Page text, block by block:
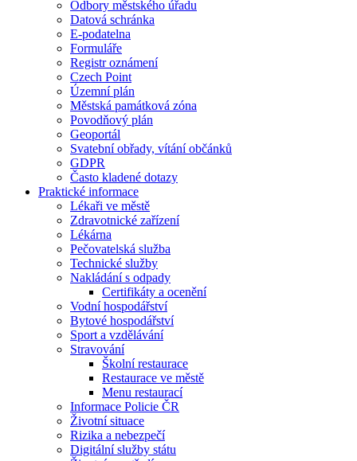
Odbory městského úřadu
Datová schránka
E-podatelna
Formuláře
Registr oznámení
Czech Point
Územní plán
Městská památková zóna
Povodňový plán
Geoportál
Svatební obřady, vítání občánků
GDPR
Často kladené dotazy
Praktické informace
Lékaři ve městě
Zdravotnické zařízení
Lékárna
Pečovatelská služba
Technické služby
Nakládání s odpady
Certifikáty a ocenění
Vodní hospodářství
Bytové hospodářství
Sport a vzdělávání
Stravování
Školní restaurace
Restaurace ve městě
Menu restaurací
Informace Policie ČR
Životní situace
Rizika a nebezpečí
Digitální služby státu